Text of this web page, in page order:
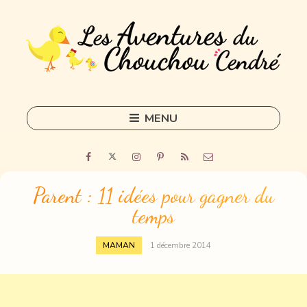
MENU
to
content
Home
Outils
Sorties
DIY
Parent : 11 idées pour gagner du
temps
MAMAN 1 décembre 2014